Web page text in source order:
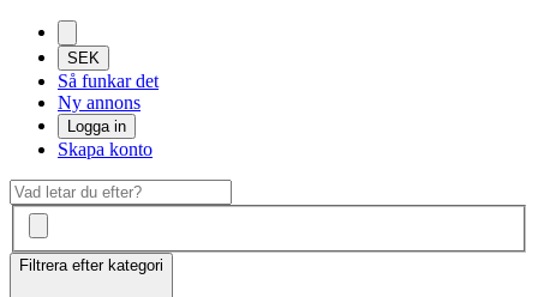
SEK
Så funkar det
Ny annons
Logga in
Skapa konto
Filtrera efter kategori